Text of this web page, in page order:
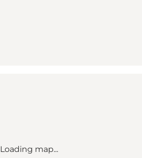
Loading map...